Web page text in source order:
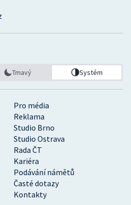
Pro média
Reklama
Studio Brno
Studio Ostrava
Rada ČT
Kariéra
Podávání námětů
Časté dotazy
Kontakty
Tmavý Systém